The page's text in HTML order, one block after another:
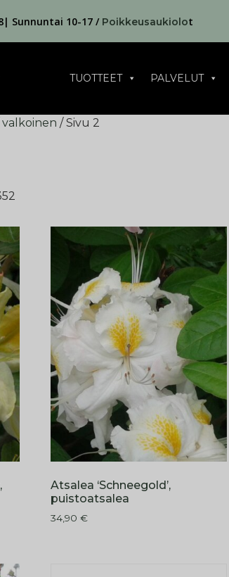
Sunnuntai 10-17 / Poikkeusaukiolot
TUOTTEET PALVELUT
valkoinen / Sivu 2
Atsalea ‘Schneegold’,
puistoatsalea
34,90 €